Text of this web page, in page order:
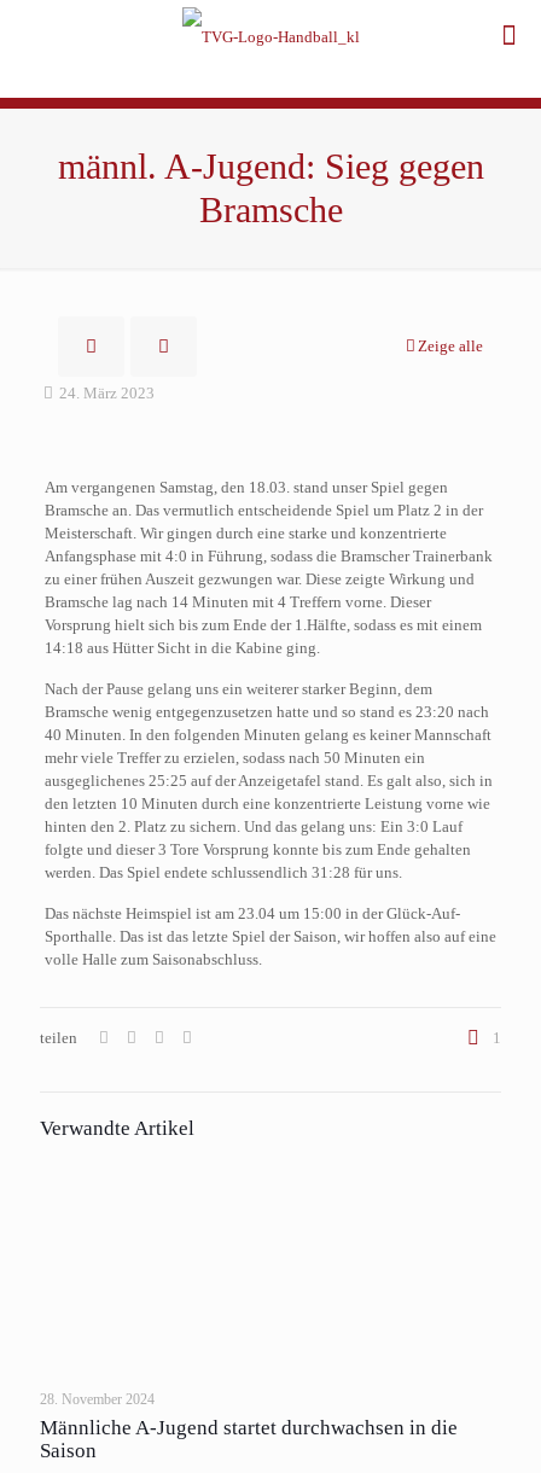
männl. A-Jugend: Sieg gegen
Bramsche
Zeige alle
24. März 2023
Am vergangenen Samstag, den 18.03. stand unser Spiel gegen
Bramsche an. Das vermutlich entscheidende Spiel um Platz 2 in der
Meisterschaft. Wir gingen durch eine starke und konzentrierte
Anfangsphase mit 4:0 in Führung, sodass die Bramscher Trainerbank
zu einer frühen Auszeit gezwungen war. Diese zeigte Wirkung und
Bramsche lag nach 14 Minuten mit 4 Treffern vorne. Dieser
Vorsprung hielt sich bis zum Ende der 1.Hälfte, sodass es mit einem
14:18 aus Hütter Sicht in die Kabine ging.
Nach der Pause gelang uns ein weiterer starker Beginn, dem
Bramsche wenig entgegenzusetzen hatte und so stand es 23:20 nach
40 Minuten. In den folgenden Minuten gelang es keiner Mannschaft
mehr viele Treffer zu erzielen, sodass nach 50 Minuten ein
ausgeglichenes 25:25 auf der Anzeigetafel stand. Es galt also, sich in
den letzten 10 Minuten durch eine konzentrierte Leistung vorne wie
hinten den 2. Platz zu sichern. Und das gelang uns: Ein 3:0 Lauf
folgte und dieser 3 Tore Vorsprung konnte bis zum Ende gehalten
werden. Das Spiel endete schlussendlich 31:28 für uns.
Das nächste Heimspiel ist am 23.04 um 15:00 in der Glück-Auf-
Sporthalle. Das ist das letzte Spiel der Saison, wir hoffen also auf eine
volle Halle zum Saisonabschluss.
teilen 1
Verwandte Artikel
28. November 2024
Männliche A-Jugend startet durchwachsen in die
Saison